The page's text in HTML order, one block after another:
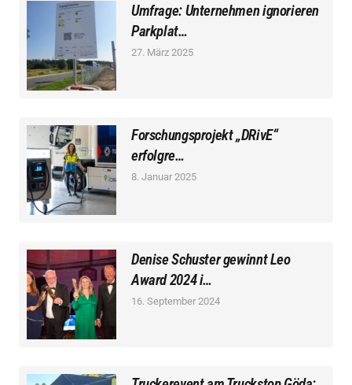
Umfrage: Unternehmen ignorieren
Parkplat…
27. März 2025
Forschungsprojekt „DRivE“
erfolgre…
8. Januar 2025
Denise Schuster gewinnt Leo
Award 2024 i…
16. September 2024